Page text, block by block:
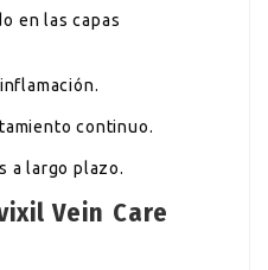
en las capas
continuo.
a largo plazo.
Vein Care